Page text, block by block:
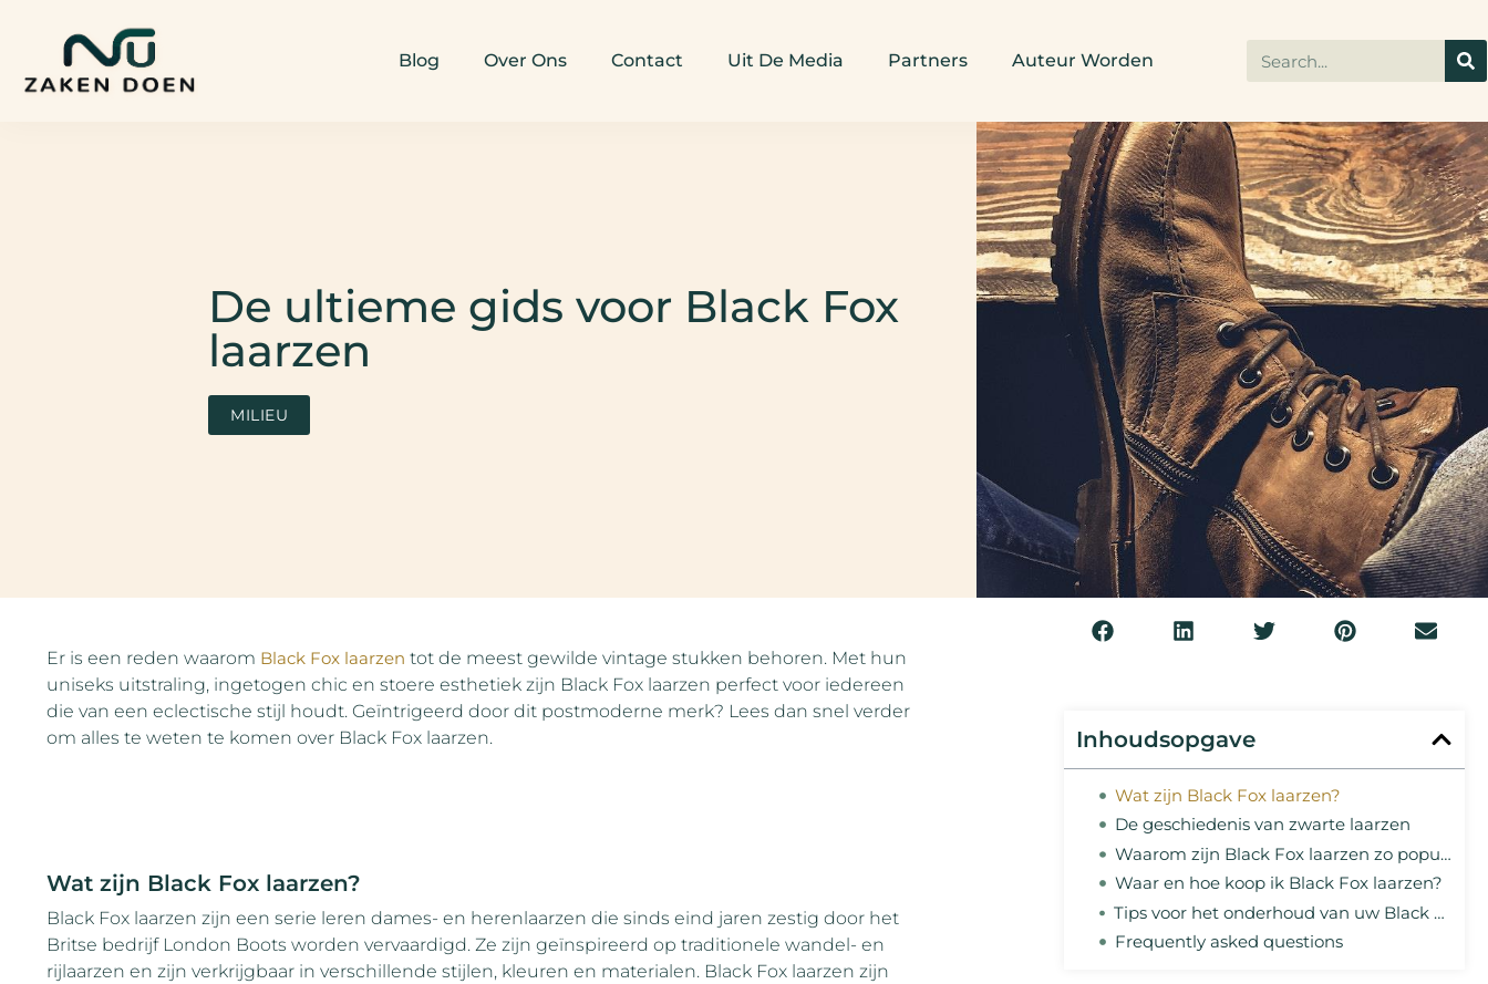
Blog Over Ons Contact Uit De Media Partners Auteur Worden
De ultieme gids voor Black Fox
laarzen
MILIEU
Er is een reden waarom Black Fox laarzen tot de meest gewilde vintage stukken behoren. Met hun
uniseks uitstraling, ingetogen chic en stoere esthetiek zijn Black Fox laarzen perfect voor iedereen
die van een eclectische stijl houdt. Geïntrigeerd door dit postmoderne merk? Lees dan snel verder
om alles te weten te komen over Black Fox laarzen.
Wat zijn Black Fox laarzen?
Black Fox laarzen zijn een serie leren dames- en herenlaarzen die sinds eind jaren zestig door het
Britse bedrijf London Boots worden vervaardigd. Ze zijn geïnspireerd op traditionele wandel- en
rijlaarzen en zijn verkrijgbaar in verschillende stijlen, kleuren en materialen. Black Fox laarzen zijn
Inhoudsopgave
Wat zijn Black Fox laarzen?
De geschiedenis van zwarte laarzen
Waarom zijn Black Fox laarzen zo populair?
Waar en hoe koop ik Black Fox laarzen?
Tips voor het onderhoud van uw Black Fox laarzen.
Frequently asked questions